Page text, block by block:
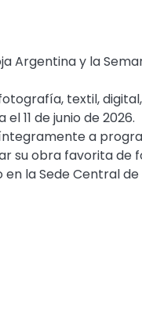
Argentina y la
textil,
11 de junio de 2026.
a
su obra favorita de
la Sede Central